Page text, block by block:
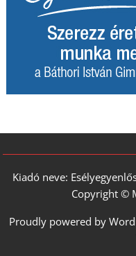
Kiadó neve:
Copyright ©
Proudly powered by